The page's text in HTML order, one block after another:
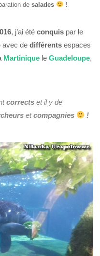
desalades !
, j’ai été conquis par le
avec de différents espaces
Martinique le Guadeloupe,
correctset il y de
etcompagnies !